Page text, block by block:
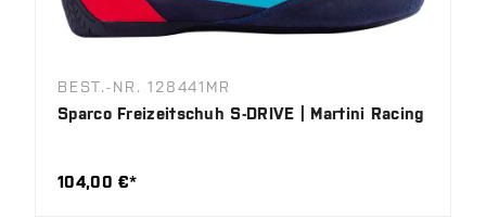
BEST.-NR. 128441MR
Sparco Freizeitschuh S-DRIVE | Martini Racing
104,00 €*